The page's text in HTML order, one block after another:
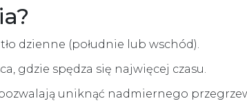
dzienne (południe lub wschód).
gdzie spędza się najwięcej czasu.
uniknąć nadmiernego